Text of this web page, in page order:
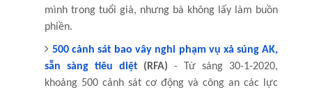
mình trong tuổi già, nhưng bà không lấy làm buồn
phiền.
500 cảnh sát bao vây nghi phạm vụ xả súng AK,
sẵn sàng tiêu diệt(RFA) - Từ sáng 30-1-2020,
khoảng 500 cảnh sát cơ động và công an các lực